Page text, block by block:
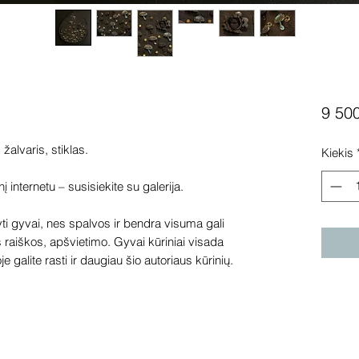
žalvaris, stiklas.
internetu – susisiekite su galerija.
gyvai, nes spalvos ir bendra visuma gali
apšvietimo. Gyvai kūriniai visada
galite rasti ir daugiau šio autoriaus kūrinių.
9
Kiekis